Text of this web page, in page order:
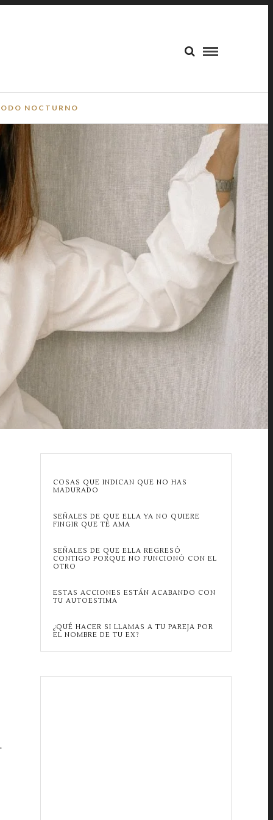
NOCTURNO
COSAS QUE INDICAN QUE NO HAS
MADURADO
SEÑALES DE QUE ELLA YA NO QUIERE
FINGIR QUE TE AMA
SEÑALES DE QUE ELLA REGRESÓ
CONTIGO PORQUE NO FUNCIONÓ CON EL
OTRO
ESTAS ACCIONES ESTÁN ACABANDO CON
TU AUTOESTIMA
¿QUÉ HACER SI LLAMAS A TU PAREJA POR
EL NOMBRE DE TU EX?